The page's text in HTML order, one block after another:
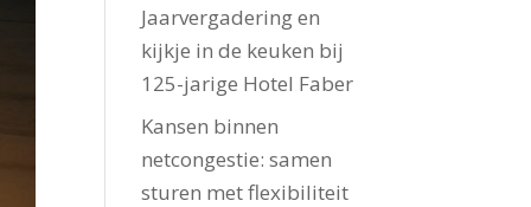
Jaarvergadering en
kijkje in de keuken bij
125-jarige Hotel Faber
Kansen binnen
netcongestie: samen
sturen met flexibiliteit